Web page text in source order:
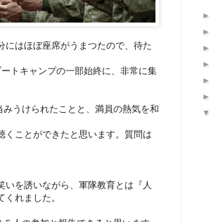
にはほぼ座席がうまつたので、待た
トキャンプの一部始終に、非常に集
うけられたことと、満員の熱気を和
ことができたと思います。質問は
を誘いながら、軍隊教育とは『人
れました。
►
►
►
►
►
►
▼